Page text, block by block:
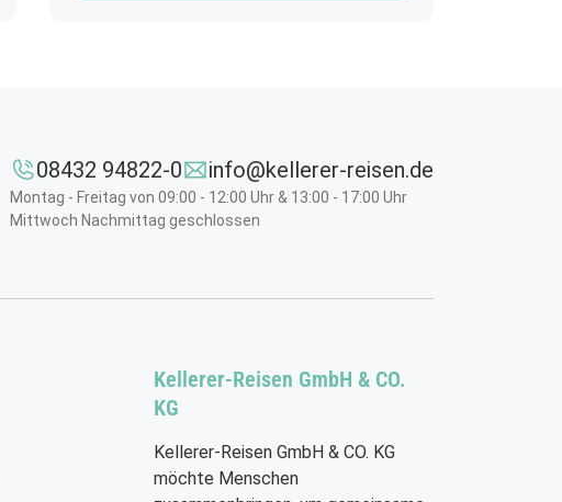
08432 94822-0 info@kellerer-reisen.de
Montag - Freitag von 09:00 - 12:00 Uhr & 13:00 - 17:00 Uhr
Mittwoch Nachmittag geschlossen
Kellerer-Reisen GmbH & CO.
KG
Kellerer-Reisen GmbH & CO. KG
möchte Menschen